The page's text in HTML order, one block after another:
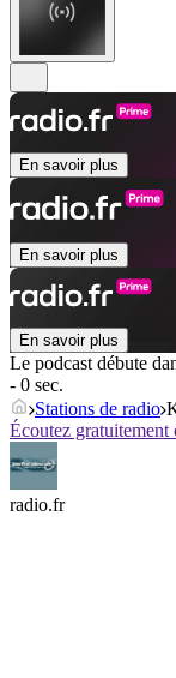
En savoir plus
En savoir plus
En savoir plus
Le podcast débute
- 0 sec.
Stations de radio
Écoutez gratuitement
radio.fr